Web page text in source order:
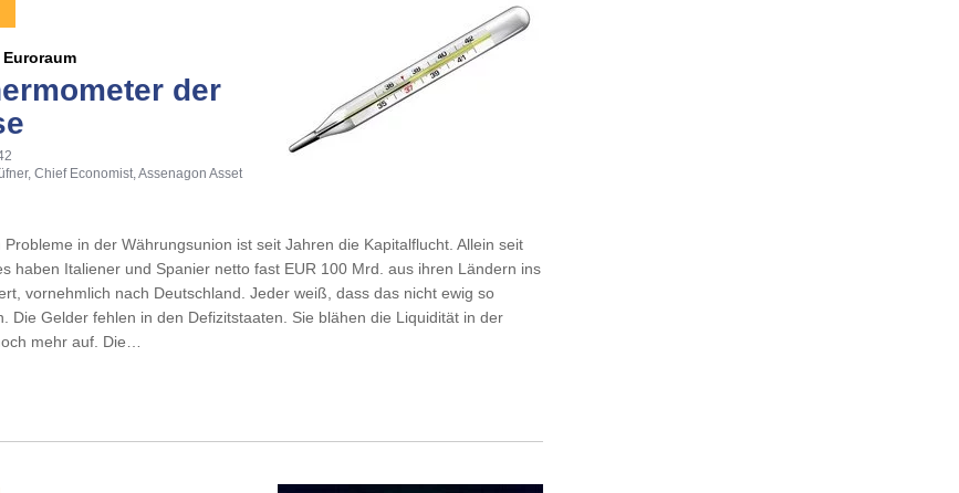
der
Chief Economist, Assenagon Asset
in der Währungsunion ist seit Jahren die Kapitalflucht. Allein seit
haben Italiener und Spanier netto fast EUR 100 Mrd. aus ihren Ländern ins
vornehmlich nach Deutschland. Jeder weiß, dass das nicht ewig so
Die Gelder fehlen in den Defizitstaaten. Sie blähen die Liquidität in der
mehr auf. Die…